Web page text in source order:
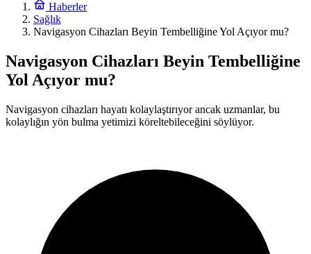
Haberler
Sağlık
Navigasyon Cihazları Beyin Tembelliğine Yol Açıyor mu?
Navigasyon Cihazları Beyin Tembelliğine
Yol Açıyor mu?
Navigasyon cihazları hayatı kolaylaştırıyor ancak uzmanlar, bu
kolaylığın yön bulma yetimizi köreltebileceğini söylüyor.